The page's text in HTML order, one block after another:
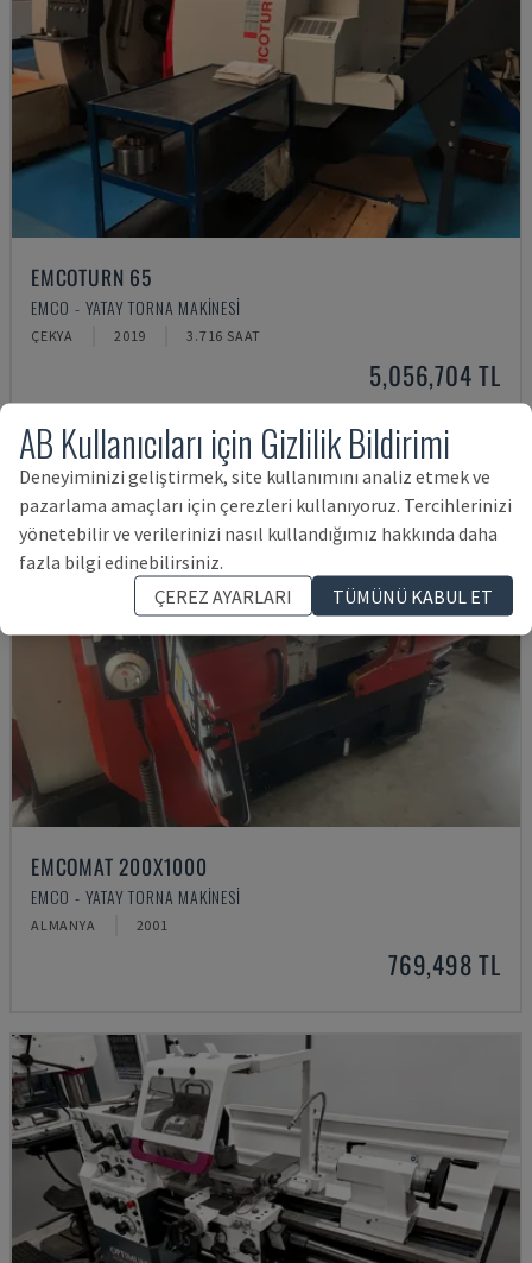
EMCOTURN 65
EMCO - YATAY TORNA MAKINESI
ÇEKYA 2019 3.716 SAAT
5,056,704 TL
EMCOMAT 200X1000
EMCO - YATAY TORNA MAKINESI
ALMANYA 2001
769,498 TL
AB Kullanıcıları için Gizlilik Bildirimi
Deneyiminizi geliştirmek, site kullanımını analiz etmek ve
pazarlama amaçları için çerezleri kullanıyoruz. Tercihlerinizi
yönetebilir ve verilerinizi nasıl kullandığımız hakkında daha
fazla bilgi edinebilirsiniz.
ÇEREZ AYARLARI
TÜMÜNÜ KABUL ET